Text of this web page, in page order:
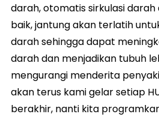
darah, otomatis sirkulasi
baik, jantung akan terlatih
darah sehingga dapat
darah dan menjadikan tubuh
mengurangi menderita
akan terus kami gelar setiap
berakhir, nanti kita